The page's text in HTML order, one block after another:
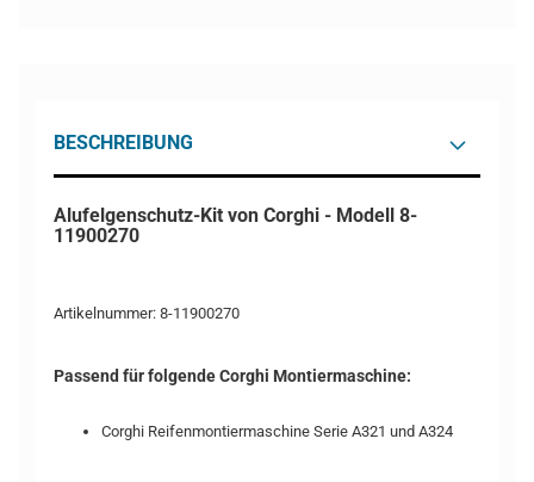
BESCHREIBUNG
Alufelgenschutz-Kit von Corghi - Modell 8-
11900270
Artikelnummer: 8-11900270
Passend für folgende Corghi Montiermaschine:
Corghi Reifenmontiermaschine Serie A321 und A324